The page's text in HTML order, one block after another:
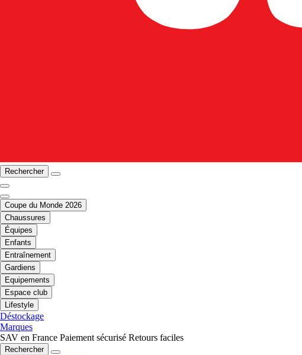
Rechercher
Coupe du Monde 2026
Chaussures
Équipes
Enfants
Entraînement
Gardiens
Equipements
Espace club
Lifestyle
Déstockage
Marques
SAV en France Paiement sécurisé Retours faciles
Rechercher